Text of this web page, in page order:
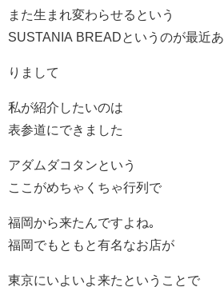
また生まれ変わらせるという
SUSTANIA BREADというのが最近あ
りまして
私が紹介したいのは
表参道にできました
アダムダコタンという
ここがめちゃくちゃ行列で
福岡から来たんですよね｡
福岡でもともと有名なお店が
東京にいよいよ来たということで